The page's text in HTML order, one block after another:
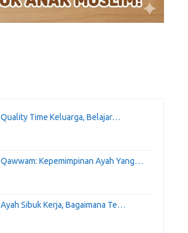
Quality Time Keluarga, Belajar…
Qawwam: Kepemimpinan Ayah Yang…
Ayah Sibuk Kerja, Bagaimana Te…